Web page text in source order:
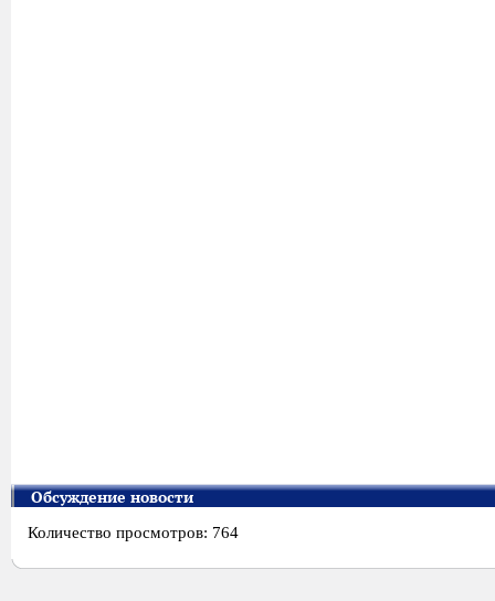
Обсуждение новости
Количество просмотров: 764